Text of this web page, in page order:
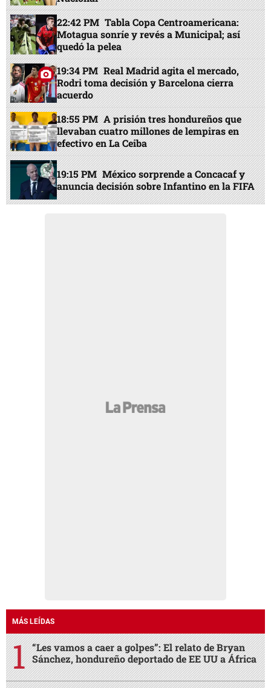
22:42 PM Tabla Copa Centroamericana:
Motagua sonríe y revés a Municipal; así
quedó la pelea
19:34 PM Real Madrid agita el mercado,
Rodri toma decisión y Barcelona cierra
acuerdo
18:55 PM A prisión tres hondureños que
llevaban cuatro millones de lempiras en
efectivo en La Ceiba
19:15 PM México sorprende a Concacaf y
anuncia decisión sobre Infantino en la FIFA
MÁS LEÍDAS
“Les vamos a caer a golpes”: El relato de Bryan
Sánchez, hondureño deportado de EE UU a África